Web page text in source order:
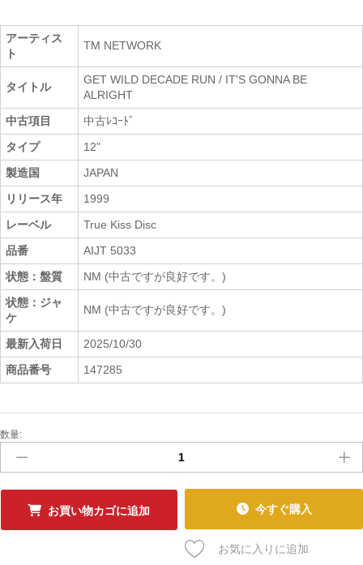
アーティス
ト
TM NETWORK
タイトル
GET WILD DECADE RUN / IT'S GONNA BE
ALRIGHT
中古項目
中古ﾚｺｰﾄﾞ
タイプ
12"
製造国
JAPAN
リリース年
1999
レーベル
True Kiss Disc
品番
AIJT 5033
状態：盤質
NM (中古ですが良好です。)
状態：ジャ
ケ
NM (中古ですが良好です。)
最新入荷日
2025/10/30
商品番号
147285
中
ﾚ
ｺ
ﾄﾞ
数量:
お買い物カゴに追加 今すぐ購入
お気に入りに追加